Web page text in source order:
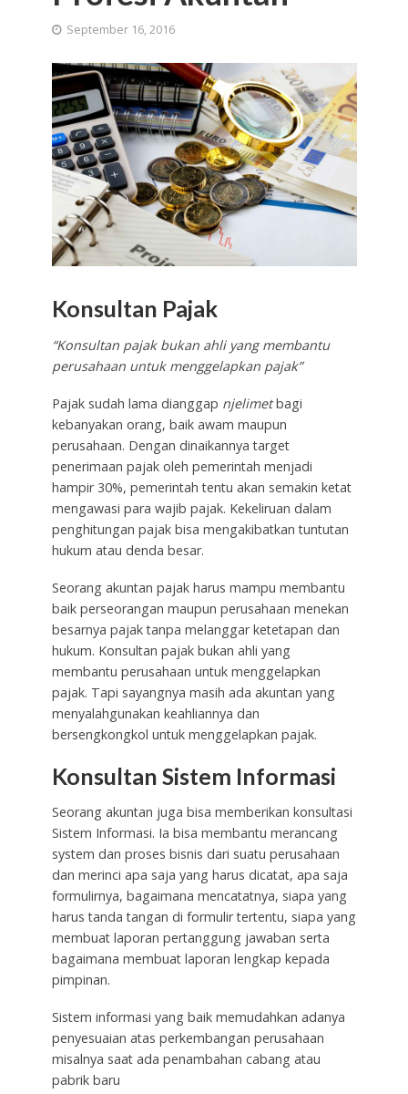
September 16, 2016
Konsultan Pajak
“Konsultan pajak bukan ahli yang membantu
perusahaan untuk menggelapkan pajak”
Pajak sudah lama dianggap njelimetbagi
kebanyakan orang, baik awam maupun
perusahaan. Dengan dinaikannya target
penerimaan pajak oleh pemerintah menjadi
hampir 30%, pemerintah tentu akan semakin ketat
mengawasi para wajib pajak. Kekeliruan dalam
penghitungan pajak bisa mengakibatkan tuntutan
hukum atau denda besar.
Seorang akuntan pajak harus mampu membantu
baik perseorangan maupun perusahaan menekan
besarnya pajak tanpa melanggar ketetapan dan
hukum. Konsultan pajak bukan ahli yang
membantu perusahaan untuk menggelapkan
pajak. Tapi sayangnya masih ada akuntan yang
menyalahgunakan keahliannya dan
bersengkongkol untuk menggelapkan pajak.
Konsultan Sistem Informasi
Seorang akuntan juga bisa memberikan konsultasi
Sistem Informasi. Ia bisa membantu merancang
system dan proses bisnis dari suatu perusahaan
dan merinci apa saja yang harus dicatat, apa saja
formulirnya, bagaimana mencatatnya, siapa yang
harus tanda tangan di formulir tertentu, siapa yang
membuat laporan pertanggung jawaban serta
bagaimana membuat laporan lengkap kepada
pimpinan.
Sistem informasi yang baik memudahkan adanya
penyesuaian atas perkembangan perusahaan
misalnya saat ada penambahan cabang atau
pabrik baru